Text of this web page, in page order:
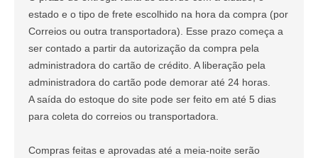
estado e o tipo de frete escolhido na hora da compra (por
Correios ou outra transportadora). Esse prazo começa a
ser contado a partir da autorização da compra pela
administradora do cartão de crédito. A liberação pela
administradora do cartão pode demorar até 24 horas.
A saída do estoque do site pode ser feito em até 5 dias
para coleta do correios ou transportadora.
Compras feitas e aprovadas até a meia-noite serão